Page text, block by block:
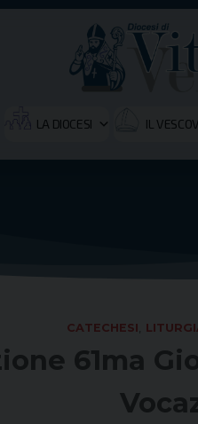
LA DIOCESI IL
CATECHESI
61ma